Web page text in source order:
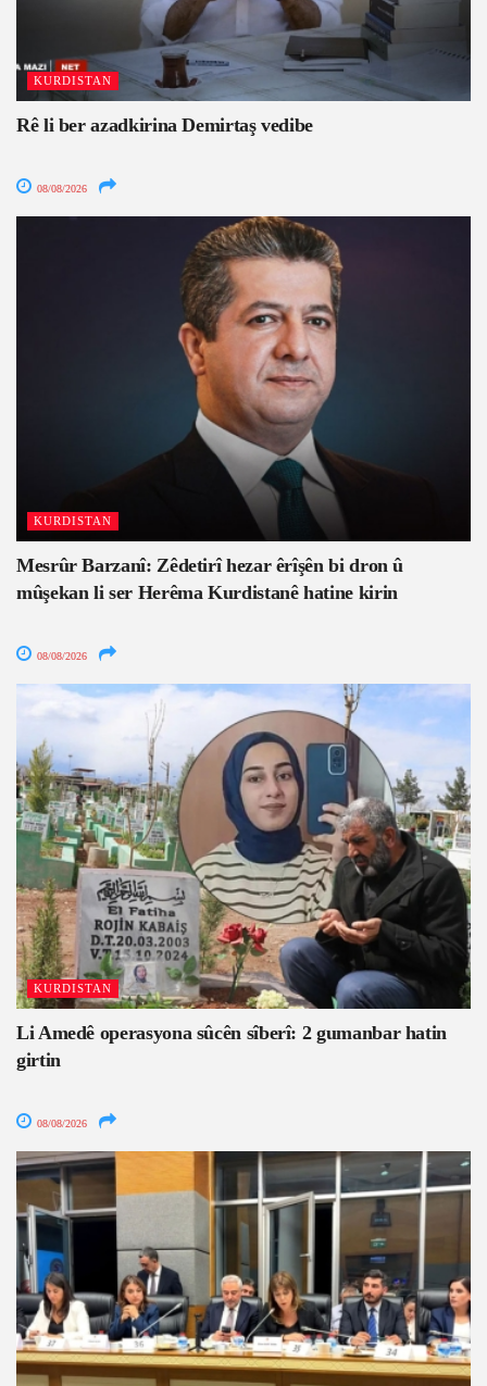
KURDISTAN
Rê li ber azadkirina Demirtaş vedibe
08/08/2026
KURDISTAN
Mesrûr Barzanî: Zêdetirî hezar êrîşên bi dron û
mûşekan li ser Herêma Kurdistanê hatine kirin
08/08/2026
KURDISTAN
Li Amedê operasyona sûcên sîberî: 2 gumanbar hatin
girtin
08/08/2026